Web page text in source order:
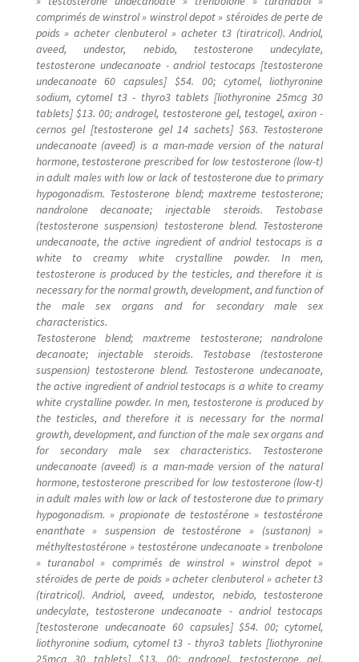
comprimés de winstrol » winstrol depot » stéroïdes de perte de
poids » acheter clenbuterol » acheter t3 (tiratricol). Andriol,
aveed, undestor, nebido, testosterone undecylate,
testosterone undecanoate - andriol testocaps [testosterone
undecanoate 60 capsules] $54. 00; cytomel, liothyronine
sodium, cytomel t3 - thyro3 tablets [liothyronine 25mcg 30
tablets] $13. 00; androgel, testosterone gel, testogel, axiron -
cernos gel [testosterone gel 14 sachets] $63. Testosterone
undecanoate (aveed) is a man-made version of the natural
hormone, testosterone prescribed for low testosterone (low-t)
in adult males with low or lack of testosterone due to primary
hypogonadism. Testosterone blend; maxtreme testosterone;
nandrolone decanoate; injectable steroids. Testobase
(testosterone suspension) testosterone blend. Testosterone
undecanoate, the active ingredient of andriol testocaps is a
white to creamy white crystalline powder. In men,
testosterone is produced by the testicles, and therefore it is
necessary for the normal growth, development, and function of
the male sex organs and for secondary male sex
characteristics.
Testosterone blend; maxtreme testosterone; nandrolone
decanoate; injectable steroids. Testobase (testosterone
suspension) testosterone blend. Testosterone undecanoate,
the active ingredient of andriol testocaps is a white to creamy
white crystalline powder. In men, testosterone is produced by
the testicles, and therefore it is necessary for the normal
growth, development, and function of the male sex organs and
for secondary male sex characteristics. Testosterone
undecanoate (aveed) is a man-made version of the natural
hormone, testosterone prescribed for low testosterone (low-t)
in adult males with low or lack of testosterone due to primary
hypogonadism. » propionate de testostérone » testostérone
enanthate » suspension de testostérone » (sustanon) »
méthyltestostérone » testostérone undecanoate » trenbolone
» turanabol » comprimés de winstrol » winstrol depot »
stéroïdes de perte de poids » acheter clenbuterol » acheter t3
(tiratricol). Andriol, aveed, undestor, nebido, testosterone
undecylate, testosterone undecanoate - andriol testocaps
[testosterone undecanoate 60 capsules] $54. 00; cytomel,
liothyronine sodium, cytomel t3 - thyro3 tablets [liothyronine
25mcg 30 tablets] $13. 00; androgel, testosterone gel,